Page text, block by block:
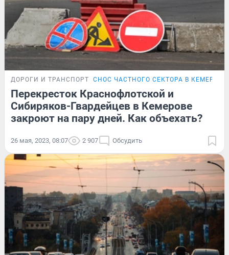
ДОРОГИ И ТРАНСПОРТ СНОС ЧАСТНОГО СЕКТОРА В КЕМЕРОВЕ
Перекресток Краснофлотской и
Сибиряков-Гвардейцев в Кемерове
закроют на пару дней. Как объехать?
26 мая, 2023, 08:07 2 907 Обсудить